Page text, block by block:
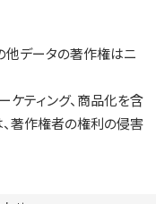
他データの著作権はニ
ケティング、商品化を含
、著作権者の権利の侵害